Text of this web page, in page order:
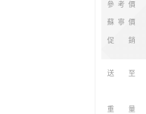
參考價
蘇寧價
促銷
送至
重量